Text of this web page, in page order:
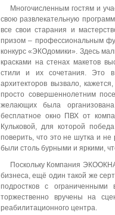
Многочисленным гостям и
свою развлекательную
все свои старания и
призом – профессиональным
конкурс «ЭКОдомики». Здесь
красками на стенах макетов
стили и их сочетания. Это
архитекторов вызвало,
просто совершеннолетним
желающих была
бесплатное окно ПВХ от
Кульковой, для которой
поверить, что это не шутка и
были столь бурными и яркими,
Поскольку Компания
бизнеса, ещё один такой же
подростков с
торжественно вручены на
реабилитационного центра.